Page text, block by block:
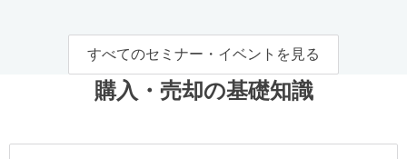
すべてのセミナー・イベントを見る
購入・売却の基礎知識